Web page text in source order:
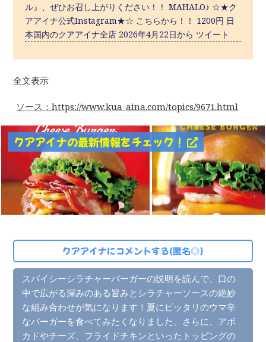
ル』、ぜひお召し上がりください！！ MAHALO♪ ☆★ク
アアイナ公式Instagram★☆ こちらから！！ 1200円 日
本国内のクアアイナ全店 2026年4月22日から ツイート
全文表示
ソース：https://www.kua-aina.com/topics/9671.html
クアアイナの最新情報をチェック！
クアアイナにコメントする(匿名◎)
スパイシーシラチャーバーガーの説明を読んで、口の
中で広がる深みのある旨みとシラチャーソースの絶妙
な組み合わせが気になります！夏にピッタリのウマ辛
なバーガーを食べてみたくなりました。さらに、アボ
カドやチーズ、フライドチキンといったトッピングの